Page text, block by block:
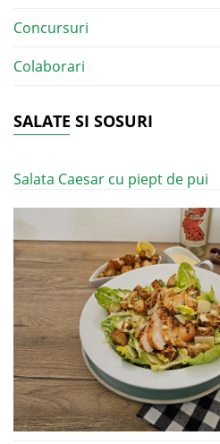
Concursuri
Colaborari
SALATE SI SOSURI
Salata Caesar cu piept de pui